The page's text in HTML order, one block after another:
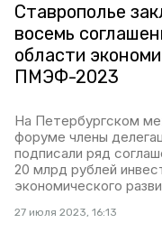
Ставрополье
восемь
области
ПМЭФ-2023
На Петербургском
форуме члены
подписали ряд
20 млрд рублей
экономического
27 июля 2023, 16:13